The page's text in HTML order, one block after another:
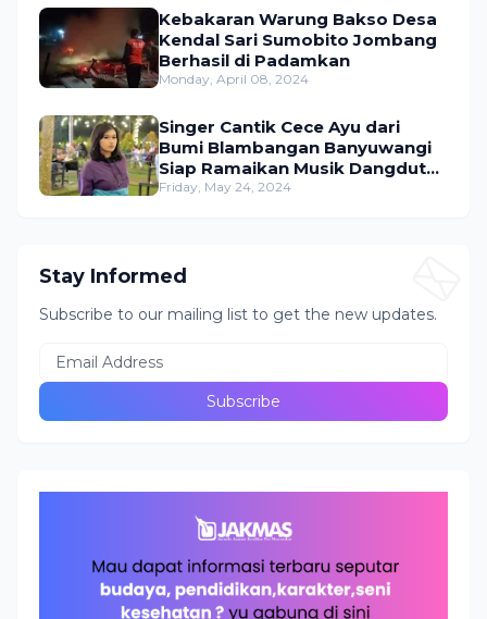
Kebakaran Warung Bakso Desa
Kendal Sari Sumobito Jombang
Berhasil di Padamkan
Monday, April 08, 2024
Singer Cantik Cece Ayu dari
Bumi Blambangan Banyuwangi
Siap Ramaikan Musik Dangdut
Indonesia
Friday, May 24, 2024
Stay Informed
Subscribe to our mailing list to get the new updates.